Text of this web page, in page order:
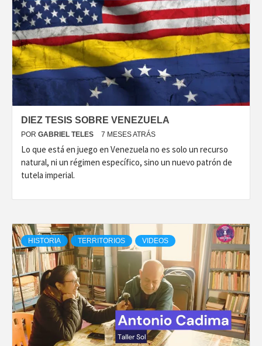
DIEZ TESIS SOBRE VENEZUELA
POR GABRIEL TELES 7 MESES ATRÁS
Lo que está en juego en Venezuela no es solo un recurso
natural, ni un régimen específico, sino un nuevo patrón de
tutela imperial.
HISTORIA TERRITORIOS VIDEOS